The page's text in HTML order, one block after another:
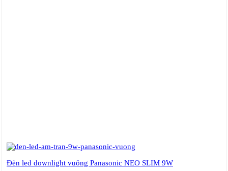
Đèn led downlight vuông Panasonic NEO SLIM 9W